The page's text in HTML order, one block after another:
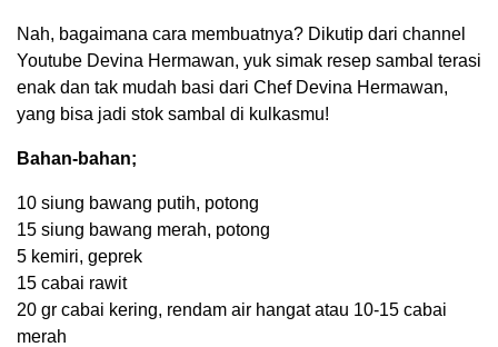
Nah, bagaimana cara membuatnya? Dikutip dari channel
Youtube Devina Hermawan, yuk simak resep sambal terasi
enak dan tak mudah basi dari Chef Devina Hermawan,
yang bisa jadi stok sambal di kulkasmu!
Bahan-bahan;
10 siung bawang putih, potong
15 siung bawang merah, potong
5 kemiri, geprek
15 cabai rawit
20 gr cabai kering, rendam air hangat atau 10-15 cabai
merah